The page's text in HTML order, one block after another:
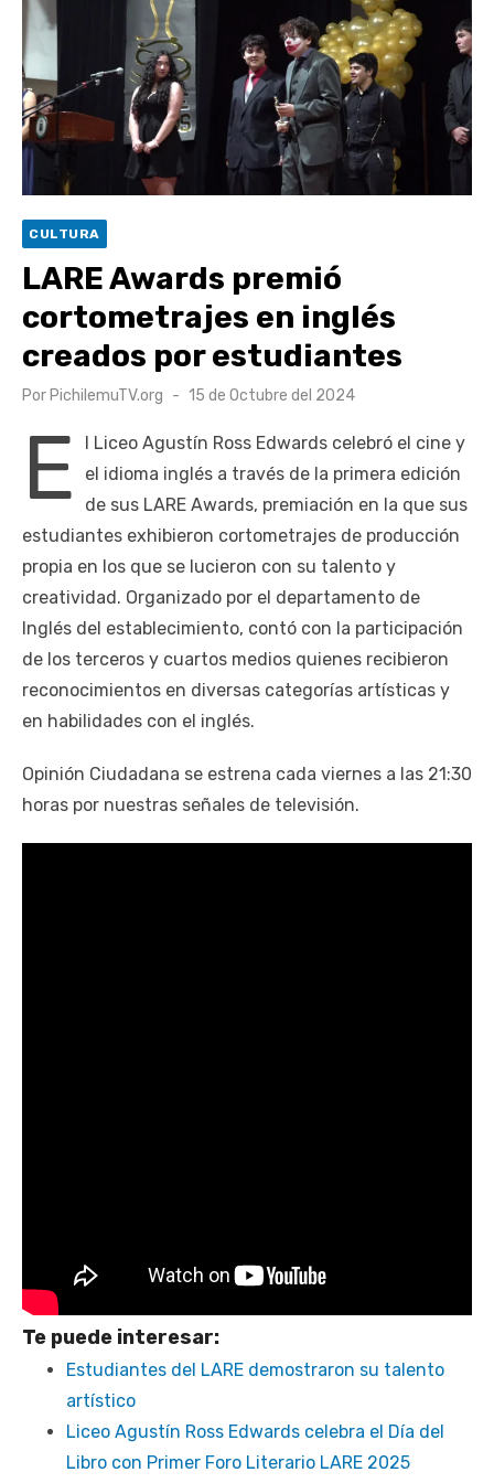
Retrospectiva 2026 | Capítulo 03: lessons on flight – Cecilia
Cantor Popular Raúl Acevedo celebra 50 años de carrera en
Pichilemu
Cóctel de Sábado: Sistema frontal en Pichilemu junto al
alcalde Roberto Córdova
esterilización de mascotas
CULTURA
LARE Awards premió
cortometrajes en inglés
creados por estudiantes
Por PichilemuTV.org
Publicado
15 de Octubre del 2024
E
l Liceo Agustín Ross Edwards celebró el cine y
el idioma inglés a través de la primera edición
de sus LARE Awards, premiación en la que sus
estudiantes exhibieron cortometrajes de producción
propia en los que se lucieron con su talento y
creatividad. Organizado por el departamento de
Inglés del establecimiento, contó con la participación
de los terceros y cuartos medios quienes recibieron
reconocimientos en diversas categorías artísticas y
en habilidades con el inglés.
Opinión Ciudadana se estrena cada viernes a las 21:30
horas por nuestras señales de televisión.
Te puede interesar:
Estudiantes del LARE demostraron su talento
artístico
Liceo Agustín Ross Edwards celebra el Día del
Libro con Primer Foro Literario LARE 2025